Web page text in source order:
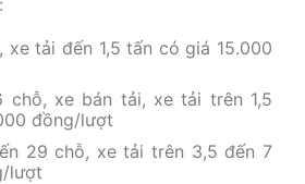
tải đến 1,5 tấn có giá 15.000
chỗ, xe bán tải, xe tải trên 1,5
đồng/lượt
29 chỗ, xe tải trên 3,5 đến 7
lượt